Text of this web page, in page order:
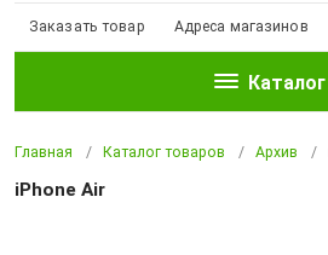
Заказать товар Адреса магазинов
Каталог
Главная Каталог товаров Архив
iPhone Air